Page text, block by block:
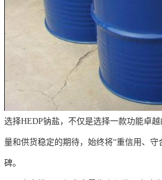
选择HEDP钠盐，不仅是选择一款功能卓
量和供货稳定的期待，始终将“重信用、
碑。